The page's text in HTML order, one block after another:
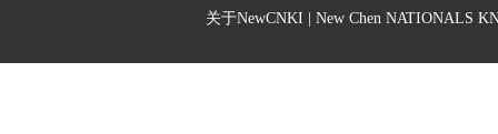
关于NewCNKI | New Chen NATIONALS